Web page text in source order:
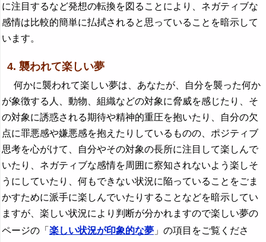
に注目するなど発想の転換を図ることにより、ネガティブな
感情は比較的簡単に払拭されると思っていることを暗示して
います。
4. 襲われて楽しい夢
何かに襲われて楽しい夢は、あなたが、自分を襲った何か
が象徴する人、動物、組織などの対象に脅威を感じたり、そ
の対象に誘惑される期待や精神的重圧を抱いたり、自分の欠
点に罪悪感や嫌悪感を抱えたりしているものの、ポジティブ
思考を心がけて、自分やその対象の長所に注目して楽しんで
いたり、ネガティブな感情を周囲に察知されないよう楽しそ
うにしていたり、何もできない状況に陥っていることをごま
かすために派手に楽しんでいたりすることなどを暗示してい
ますが、楽しい状況により判断が分かれますので楽しい夢の
ページの「 楽しい状況が印象的な夢 」の項目をご覧くださ